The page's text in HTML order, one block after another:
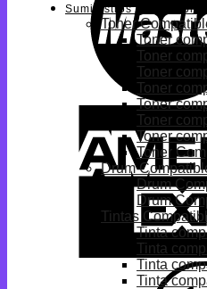
Suministros Compatibles
Toner
Toner
Toner
Toner
Toner
Toner
Toner
Toner
Toner
Drum
Drum
Drum
Tintas
Tinta
Tinta
Tinta
Tinta